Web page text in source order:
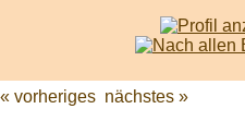
« vorheriges nächstes »